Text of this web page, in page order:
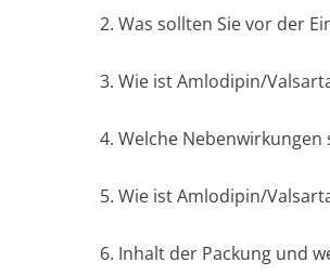
2. Was sollten Sie vor der
3. Wie ist Amlodipin/
4. Welche Nebenwirkungen
5. Wie ist Amlodipin/
6. Inhalt der Packung und